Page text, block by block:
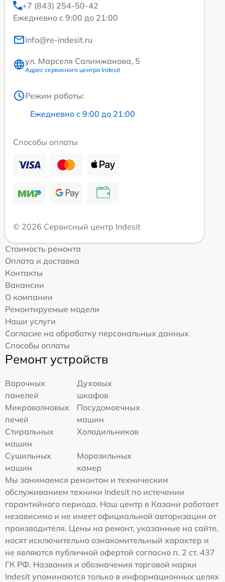
+7 (843) 254-50-42
Ежедневно с 9:00 до 21:00
info@re-indesit.ru
ул. Марселя Салимжанова, 5
Адрес сервисного центра Indesit
Режим работы:
Ежедневно с 9:00 до 21:00
Способы оплаты
© 2026 Сервисный центр Indesit
Стоимость ремонта
Оплата и доставка
Контакты
Вакансии
О компании
Ремонтируемые модели
Наши услуги
Согласие на обработку персональных данных
Способы оплаты
Ремонт устройств
Варочных
панелей
Духовых
шкафов
Микроволновых
печей
Посудомоечных
машин
Стиральных
машин
Холодильников
Сушильных
машин
Морозильных
камер
Мы занимаемся ремонтом и техническим
обслуживанием техники Indesit по истечении
гарантийного периода. Наш центр в Казани работает
независимо и не имеет официальной авторизации от
производителя. Цены на ремонт, указанные на сайте,
носят исключительно ознакомительный характер и
не являются публичной офертой согласно п. 2 ст. 437
ГК РФ. Названия и обозначения торговой марки
Indesit упоминаются только в информационных целях